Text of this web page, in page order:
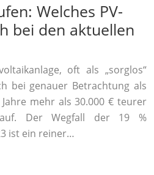
Welches PV-
bei den aktuellen
oft als „sorglos“
bei genauer Betrachtung als
mehr als 30.000 € teurer
Der Wegfall der 19 %
ist ein reiner…